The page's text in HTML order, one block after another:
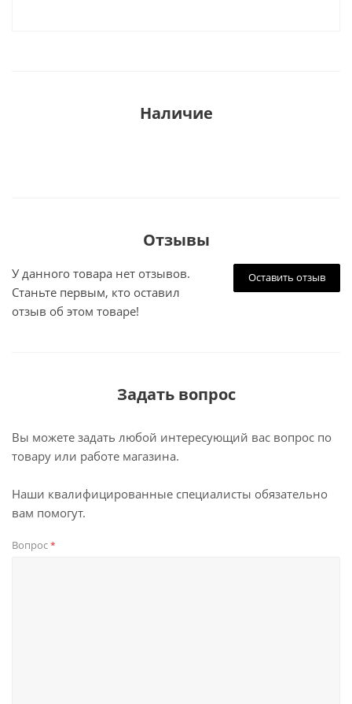
Наличие
Отзывы
Оставить отзыв
У данного товара нет отзывов.
Станьте первым, кто оставил
отзыв об этом товаре!
Задать вопрос
Вы можете задать любой интересующий вас вопрос по
товару или работе магазина.
Наши квалифицированные специалисты обязательно
вам помогут.
Вопрос*